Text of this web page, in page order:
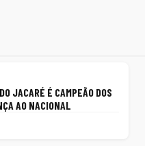
JACARÉ É CAMPEÃO DOS
AO NACIONAL